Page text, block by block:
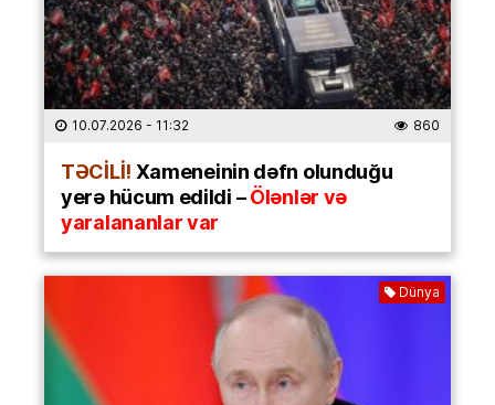
10.07.2026 - 11:32 860
TƏCİLİ!Xameneinin dəfn olunduğu
yerə hücum edildi –Ölənlər və
yaralananlar var
Dünya